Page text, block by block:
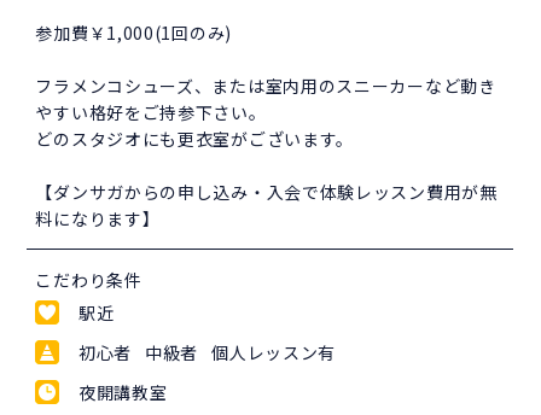
参加費￥1,000(1回のみ)
フラメンコシューズ、または室内用のスニーカーなど動き
やすい格好をご持参下さい。
どのスタジオにも更衣室がございます。
【ダンサガからの申し込み・入会で体験レッスン費用が無
料になります】
こだわり条件
駅近
初心者 中級者 個人レッスン有
夜開講教室